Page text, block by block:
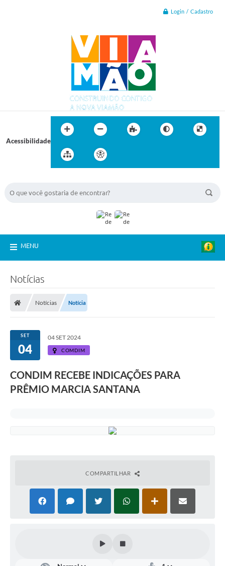
Login / Cadastro
Acessibilidade
MENU
Notícias
Notícias Notícia
SET
04
04 SET 2024
COMDIM
CONDIM RECEBE INDICAÇÕES PARA
PRÊMIO MARCIA SANTANA
COMPARTILHAR